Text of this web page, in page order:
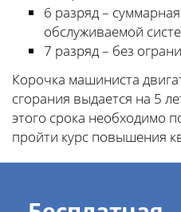
6 разряд –
обслуживаемой
7 разряд – без
Корочка машиниста
сгорания выдается на 5
этого срока необходимо
пройти курс повышения